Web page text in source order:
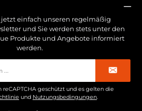
einfach unseren regelmäßig
und Sie werden stets unter den
Produkte und Angebote informiert
werden.
reCAPTCHA geschützt und es gelten die
und Nutzungsbedingungen